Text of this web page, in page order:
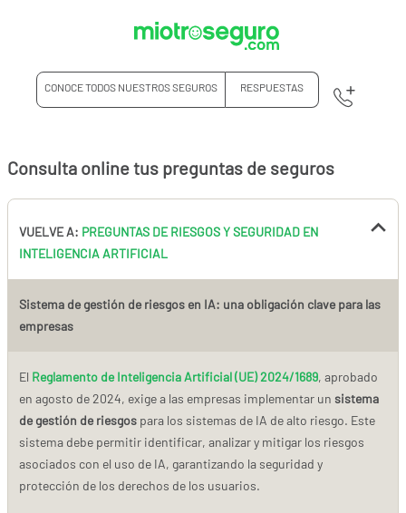
CONOCE TODOS NUESTROS SEGUROS RESPUESTAS
Consulta online tus preguntas de seguros
VUELVE A: PREGUNTAS DE RIESGOS Y SEGURIDAD EN
INTELIGENCIA ARTIFICIAL
Sistema de gestión de riesgos en IA: una obligación clave para las
empresas
El Reglamento de Inteligencia Artificial (UE) 2024/1689, aprobado
en agosto de 2024, exige a las empresas implementar un sistema
de gestión de riesgos para los sistemas de IA de alto riesgo. Este
sistema debe permitir identificar, analizar y mitigar los riesgos
asociados con el uso de IA, garantizando la seguridad y
protección de los derechos de los usuarios.